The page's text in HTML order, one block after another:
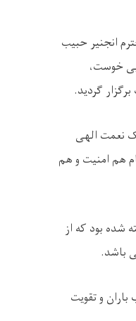
انجنیر حبیب
خوست،
گردید.
نعمت الهی
هم امنیت و هم
شده بود که از
باشد.
و تقویت